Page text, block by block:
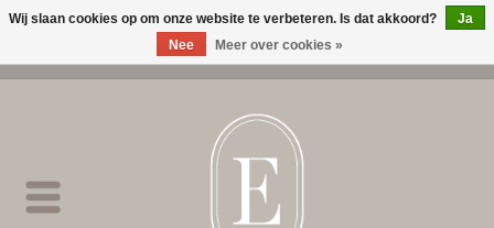
BIJ ELISE
Wij slaan cookies op om onze website te verbeteren. Is dat akkoord?
Ja
Nee
Meer over cookies »